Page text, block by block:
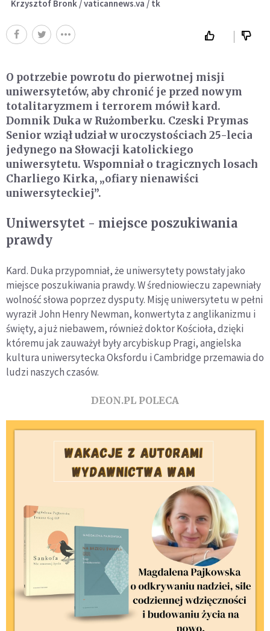
Krzysztof Bronk / vaticannews.va / tk
O potrzebie powrotu do pierwotnej misji
uniwersytetów, aby chronić je przed nowym
totalitaryzmem i terrorem mówił kard.
Domnik Duka w Rużomberku. Czeski Prymas
Senior wziął udział w uroczystościach 25-lecia
jedynego na Słowacji katolickiego
uniwersytetu. Wspomniał o tragicznych losach
Charliego Kirka, „ofiary nienawiści
uniwersyteckiej”.
Uniwersytet - miejsce poszukiwania
prawdy
Kard. Duka przypomniał, że uniwersytety powstały jako
miejsce poszukiwania prawdy. W średniowieczu zapewniały
wolność słowa poprzez dysputy. Misję uniwersytetu w pełni
wyraził John Henry Newman, konwertyta z anglikanizmu i
święty, a już niebawem, również doktor Kościoła, dzięki
któremu jak zauważył były arcybiskup Pragi, angielska
kultura uniwersytecka Oksfordu i Cambridge przemawia do
ludzi naszych czasów.
DEON.PL POLECA